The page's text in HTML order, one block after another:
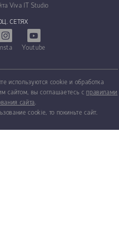
Viva IT Studio
СЕТЯХ
Insta Youtube
используются cookie и обработка
сайтом, вы соглашаетесь справилами
сайта.
cookie, то покиньте сайт.